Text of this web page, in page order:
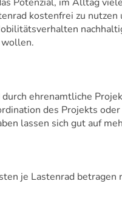
kostenfrei zu
ehrenamtliche
des Projekts
lassen sich gut auf
je Lastenrad